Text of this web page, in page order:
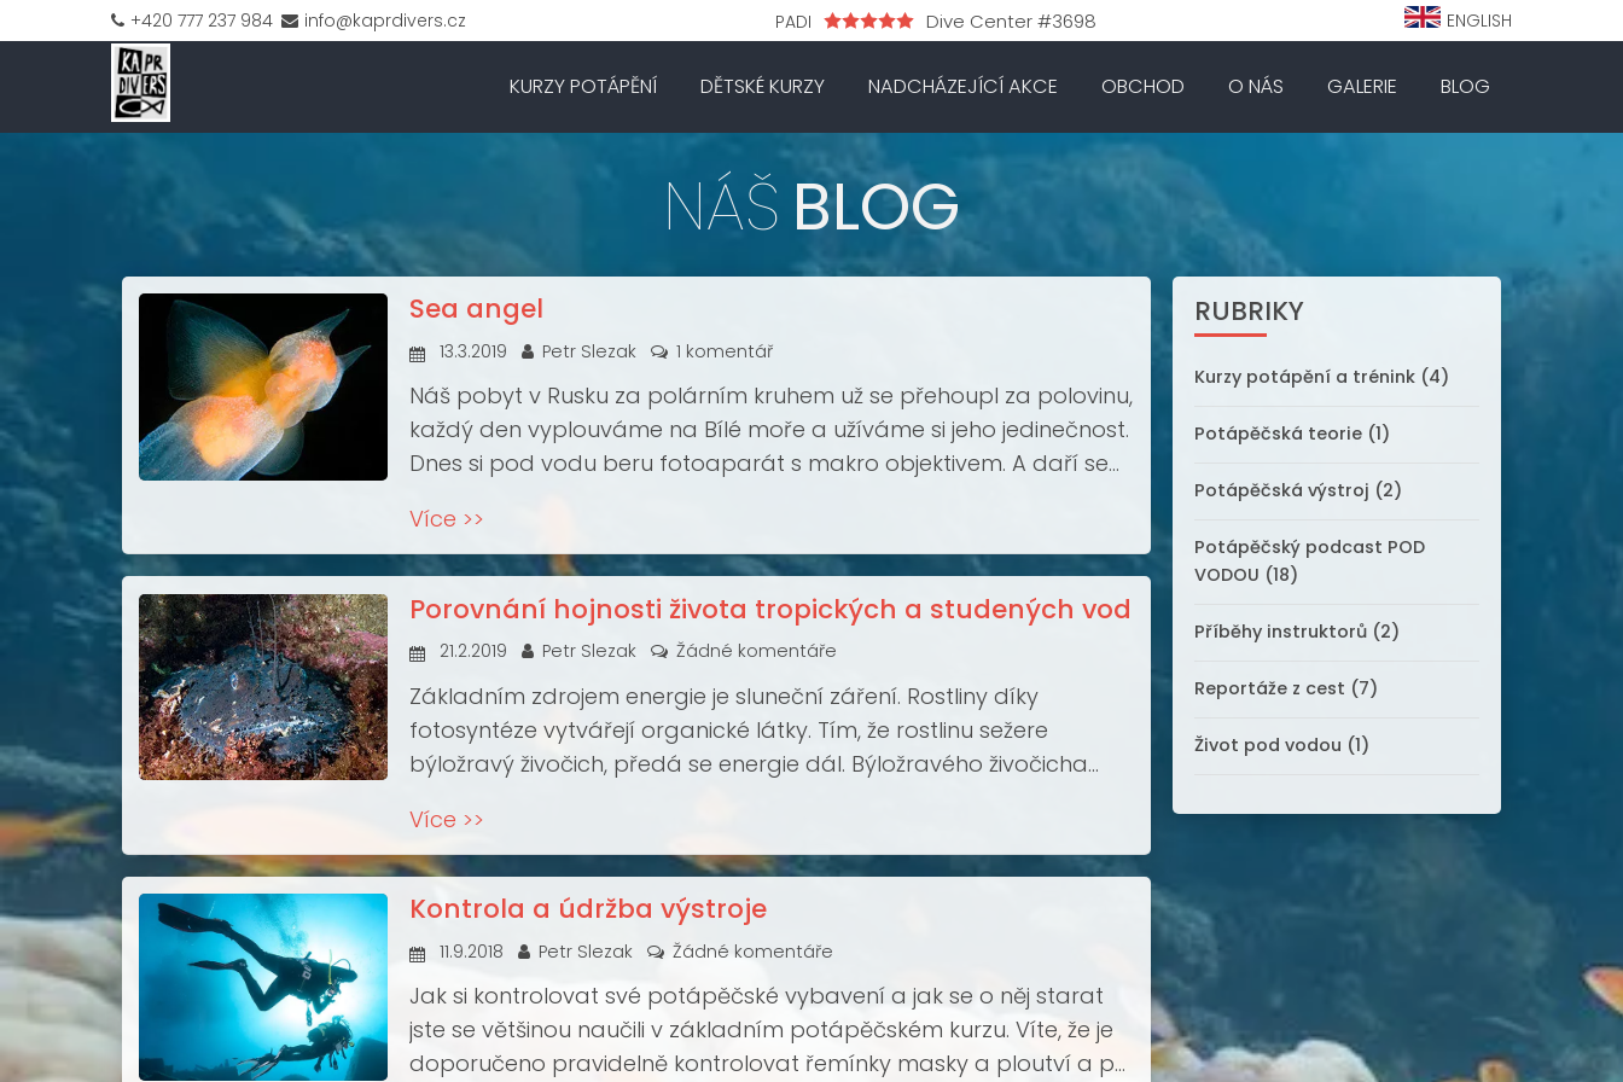
+420 777 237 984 info@kaprdivers.cz PADI Dive Center #3698 ENGLISH
KURZY POTÁPĚNÍ DĚTSKÉ KURZY NADCHÁZEJÍCÍ AKCE OBCHOD O NÁS GALERIE BLOG
NÁŠ BLOG
Sea angel
13.3.2019 Petr Slezak 1 komentář
Náš pobyt v Rusku za polárním kruhem už se přehoupl za polovinu,
každý den vyplouváme na Bílé moře a užíváme si jeho jedinečnost.
Dnes si pod vodu beru fotoaparát s makro objektivem. A daří se
Více >>
Porovnání hojnosti života tropických a studených vod
21.2.2019 Petr Slezak Žádné komentáře
Základním zdrojem energie je sluneční záření. Rostliny díky
fotosyntéze vytvářejí organické látky. Tím, že rostlinu sežere
býložravý živočich, předá se energie dál. Býložravého živočicha
řetězce se část energie ztrácí v podobě tepla.
Více >>
Kontrola a údržba výstroje
11.9.2018 Petr Slezak Žádné komentáře
Jak si kontrolovat své potápěčské vybavení a jak se o něj starat
jste se většinou naučili v základním potápěčském kurzu. Víte, že je
doporučeno pravidelně kontrolovat řemínky masky a ploutví a při
RUBRIKY
Kurzy potápění a trénink (4)
Potápěčská teorie (1)
Potápěčská výstroj (2)
Potápěčský podcast POD
VODOU (18)
Příběhy instruktorů (2)
Reportáže z cest (7)
Život pod vodou (1)